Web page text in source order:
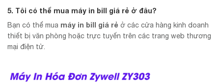
5. Tôi có thể mua máy in bill giá rẻ ở đâu?
Bạn có thể mua máy in bill giá rẻ ở các cửa hàng kinh doanh
thiết bị văn phòng hoặc trực tuyến trên các trang web thương
mại điện tử.